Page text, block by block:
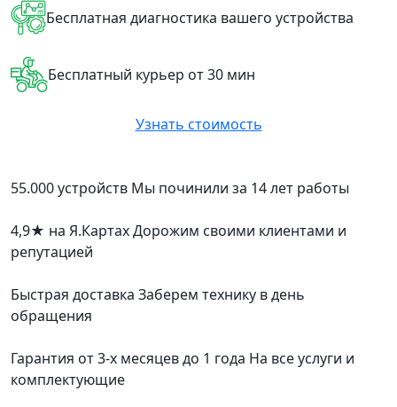
Бесплатная диагностика вашего устройства
Бесплатный курьер от 30 мин
Узнать стоимость
55.000 устройств Мы починили за 14 лет работы
4,9★ на Я.КартахДорожим своими клиентами и
репутацией
Быстрая доставка Заберем технику в день
обращения
Гарантия от 3-х месяцев до 1 года На все услуги и
комплектующие